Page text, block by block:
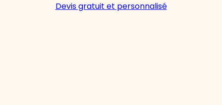
Devis gratuit et personnalisé